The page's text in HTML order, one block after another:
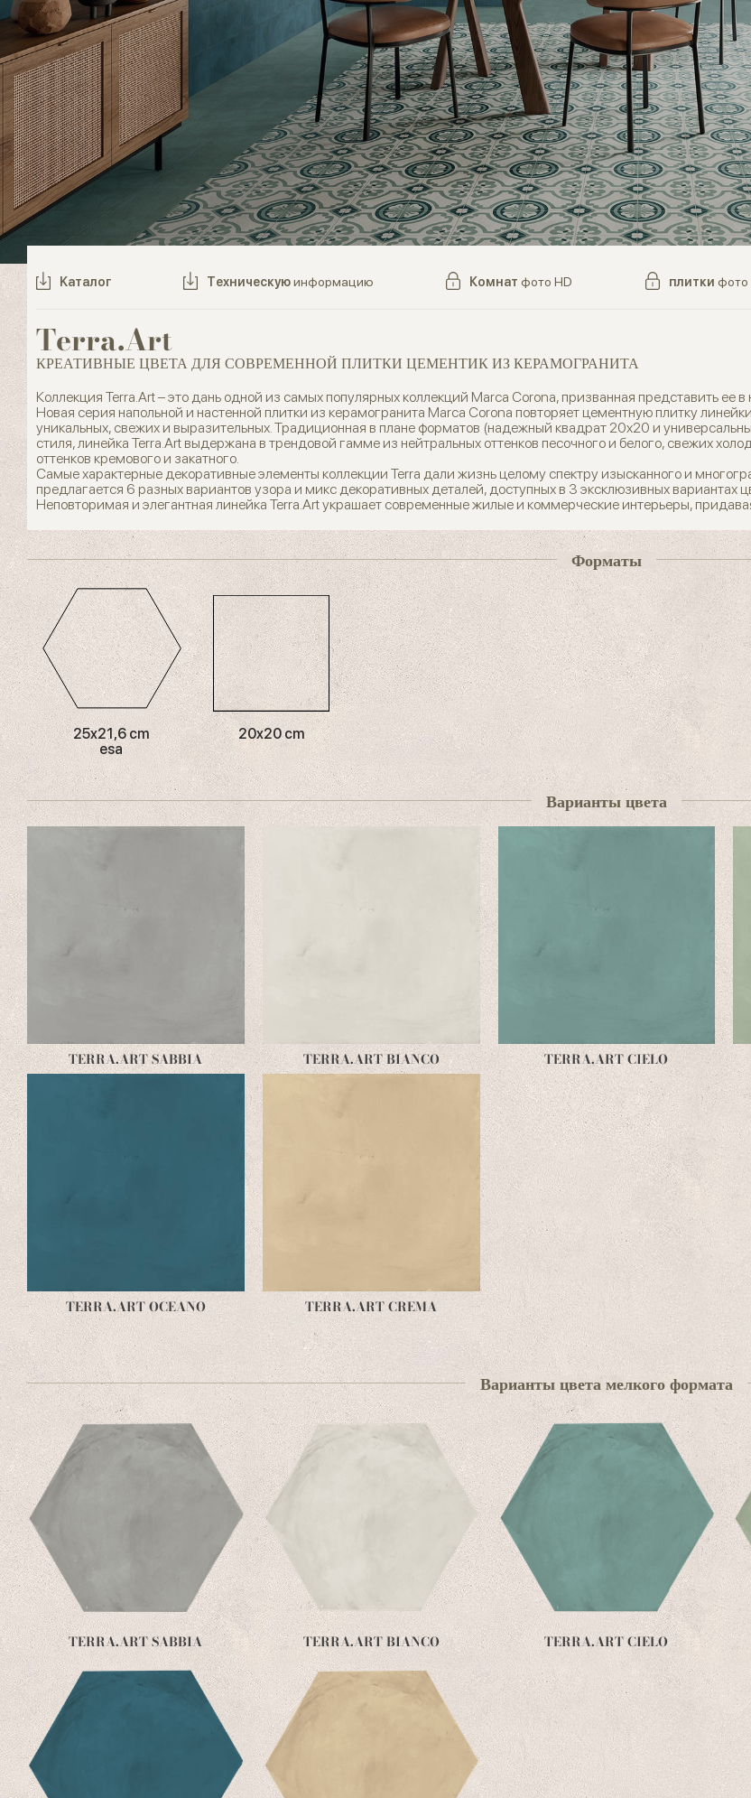
Terra.Art
КРЕАТИВНЫЕ ЦВЕТА ДЛЯ СОВРЕМЕННОЙ ПЛИТКИ ЦЕМЕНТИК ИЗ КЕРАМОГРАНИТА
Kаталог Tехническуюинформацию Комнатфото HD плитки фото
Коллекция Terra.Art – это дань одной из самых популярных коллекций Marca Corona, призванная представить ее
Новая серия напольной и настенной плитки из керамогранита Marca Corona повторяет цементную плитку
уникальных, свежих и выразительных. Традиционная в плане форматов (надежный квадрат 20x20 и
стиля, линейка Terra.Art выдержана в трендовой гамме из нейтральных оттенков песочного и белого, свежих
оттенков кремового и закатного.
Самые характерные декоративные элементы коллекции Terra дали жизнь целому спектру изысканного и
предлагается 6 разных вариантов узора и микс декоративных деталей, доступных в 3 эксклюзивных вариантах
Неповторимая и элегантная линейка Terra.Art украшает современные жилые и коммерческие интерьеры,
Форматы
25x21,6 cm
esa
20x20 cm
Варианты цвета
TERRA.ART SABBIA TERRA.ART BIANCO TERRA.ART CIELO
TERRA.ART OCEANO TERRA.ART CREMA
Варианты цвета мелкого формата
TERRA.ART SABBIA TERRA.ART BIANCO TERRA.ART CIELO